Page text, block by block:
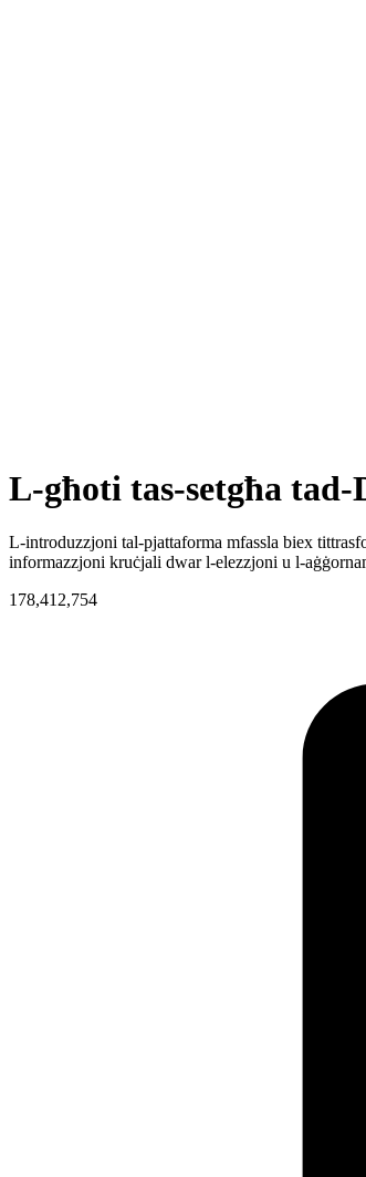
L-għoti tas-setgħa
L-introduzzjoni tal-pjattaforma mfassla biex
informazzjoni kruċjali dwar l-elezzjoni u l-
178,412,754